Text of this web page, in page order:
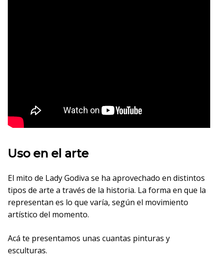
Uso en el arte
El mito de Lady Godiva se ha aprovechado en distintos
tipos de arte a través de la historia. La forma en que la
representan es lo que varía, según el movimiento
artístico del momento.
Acá te presentamos unas cuantas pinturas y
esculturas.